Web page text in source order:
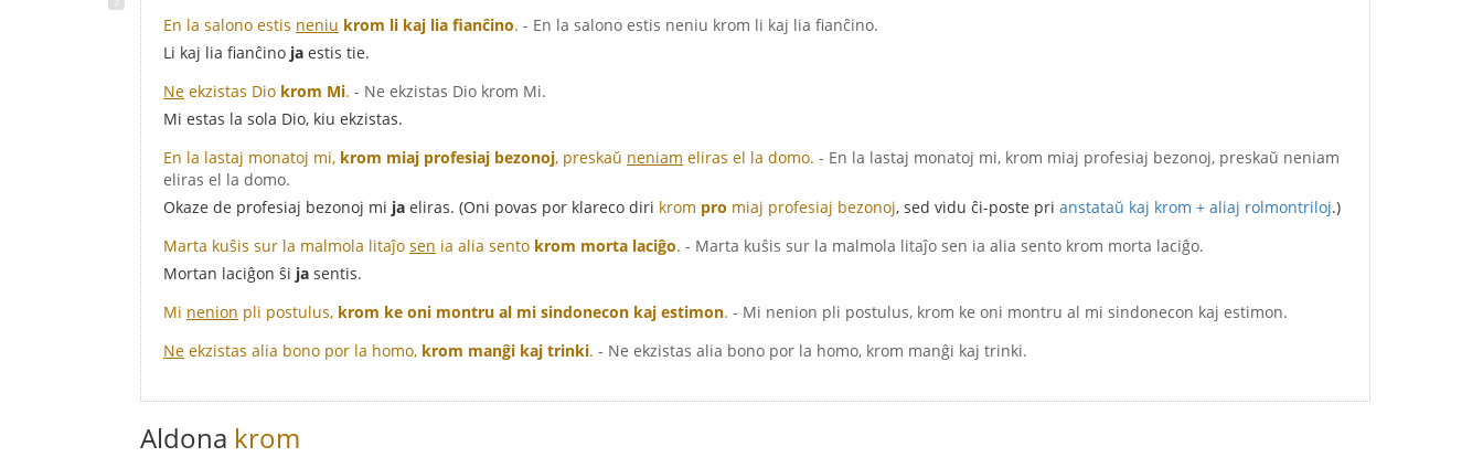
En la salono estis neniu krom li kaj lia fianĉino. - En la salono estis neniu krom li kaj lia fianĉino.
Li kaj lia fianĉino ja estis tie.
Ne ekzistas Dio krom Mi. - Ne ekzistas Dio krom Mi.
Mi estas la sola Dio, kiu ekzistas.
En la lastaj monatoj mi, krom miaj profesiaj bezonoj, preskaŭ neniam eliras el la domo. - En la lastaj monatoj mi, krom miaj profesiaj bezonoj, preskaŭ neniam
eliras el la domo.
Okaze de profesiaj bezonoj mi ja eliras. (Oni povas por klareco diri krom pro miaj profesiaj bezonoj, sed vidu ĉi-poste pri anstataŭ kaj krom + aliaj rolmontriloj.)
Marta kuŝis sur la malmola litaĵo sen ia alia sento krom morta laciĝo. - Marta kuŝis sur la malmola litaĵo sen ia alia sento krom morta laciĝo.
Mortan laciĝon ŝi ja sentis.
Mi nenion pli postulus, krom ke oni montru al mi sindonecon kaj estimon. - Mi nenion pli postulus, krom ke oni montru al mi sindonecon kaj estimon.
Ne ekzistas alia bono por la homo, krom manĝi kaj trinki. - Ne ekzistas alia bono por la homo, krom manĝi kaj trinki.
Aldona krom